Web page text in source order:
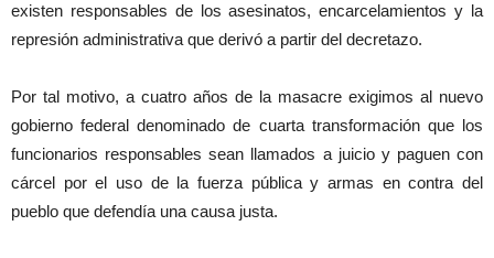
existen responsables de los asesinatos, encarcelamientos y la
represión administrativa que derivó a partir del decretazo.
Por tal motivo, a cuatro años de la masacre exigimos al nuevo
gobierno federal denominado de cuarta transformación que los
funcionarios responsables sean llamados a juicio y paguen con
cárcel por el uso de la fuerza pública y armas en contra del
pueblo que defendía una causa justa.